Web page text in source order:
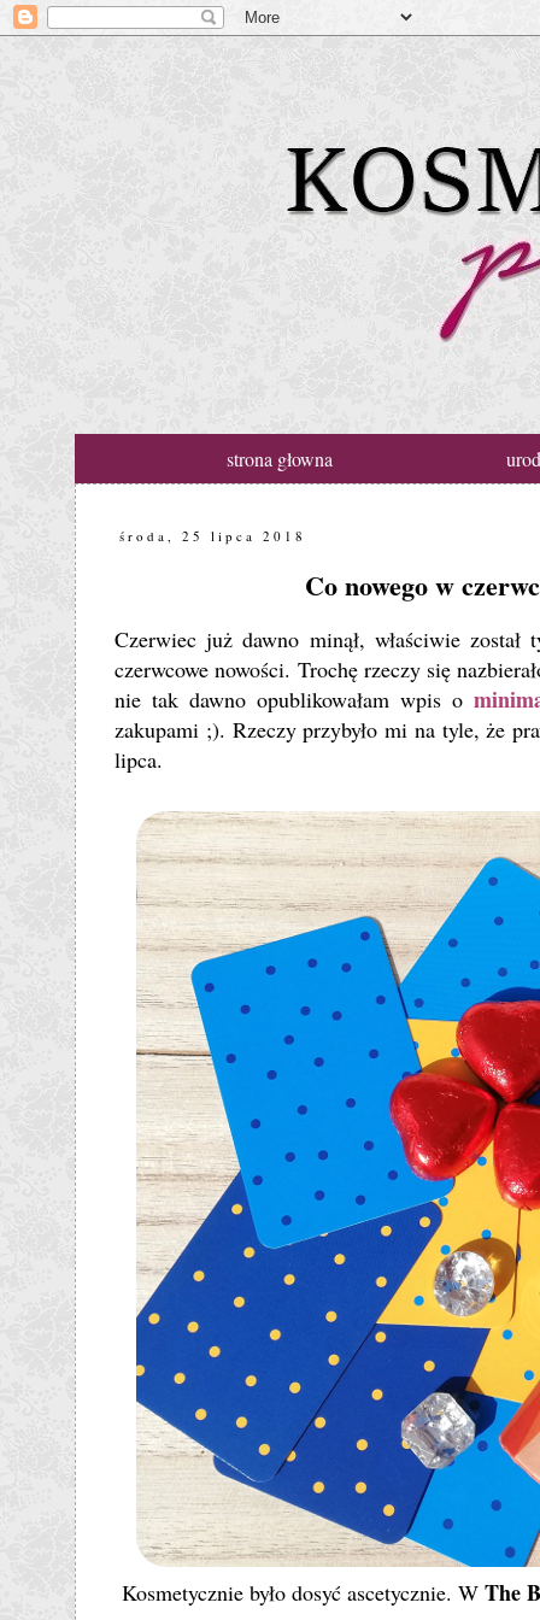
strona głowna
środa, 25 lipca 2018
Co nowego w
Czerwiec już dawno minął, właściwie
czerwcowe nowości. Trochę rzeczy się
nie tak dawno opublikowałam wpis o
zakupami ;). Rzeczy przybyło mi na tyle, że
lipca.
Kosmetycznie było dosyć ascetycznie. W The